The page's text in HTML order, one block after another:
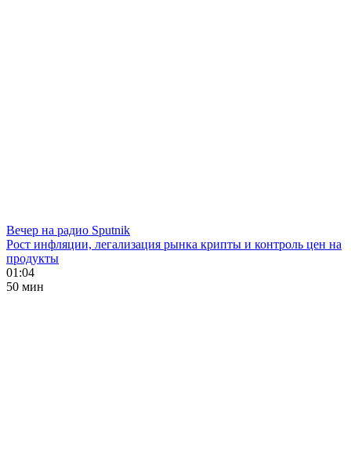
Вечер на радио Sputnik
Рост инфляции, легализация рынка крипты и контроль цен на
продукты
01:04
50 мин